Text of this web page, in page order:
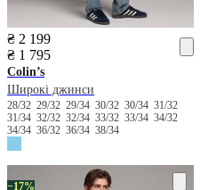
₴ 2 199
₴ 1 795
Colin’s
Широкі джинси
28/32 29/32 29/34 30/32 30/34 31/32
31/34 32/32 32/34 33/32 33/34 34/32
34/34 36/32 36/34 38/34
−17%